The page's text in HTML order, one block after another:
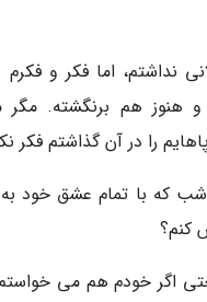
نداشتم، اما فکر و
و هنوز هم برنگشته.
را در آن گذاشتم فکر
که با تمام عشق خود به
کنم؟
اگر خودم هم می